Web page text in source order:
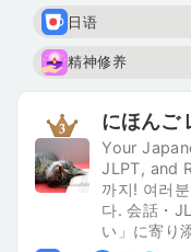
日语
精神修养
にほんご
Your
JLPT, and
까지! 여러
다. 会話・
い」に寄り